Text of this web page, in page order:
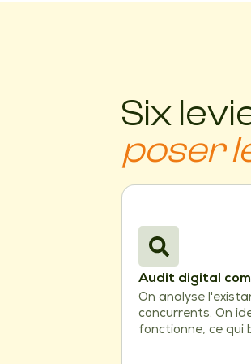
Six
poser
Audit digital
On analyse
concurrents. On
fonctionne, ce qui